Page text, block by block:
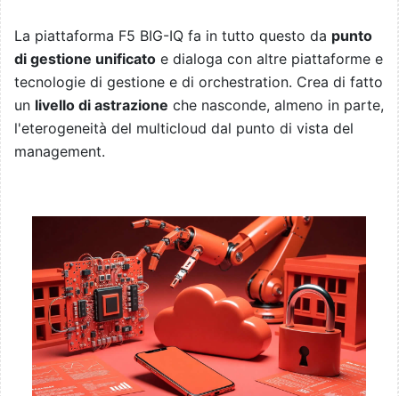
La piattaforma F5 BIG-IQ fa in tutto questo da punto
di gestione unificato e dialoga con altre piattaforme e
tecnologie di gestione e di orchestration. Crea di fatto
un livello di astrazione che nasconde, almeno in parte,
l'eterogeneità del multicloud dal punto di vista del
management.